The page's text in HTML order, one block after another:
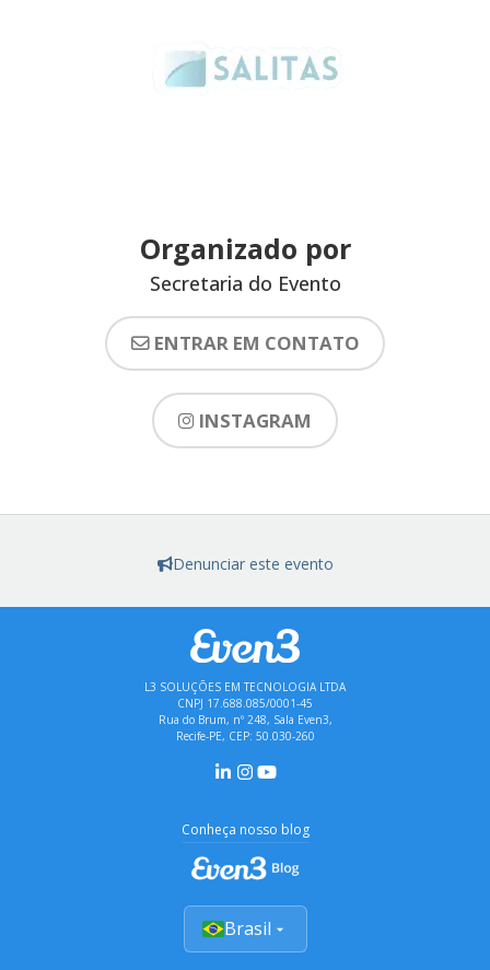
Organizado por
Secretaria do Evento
ENTRAR EM CONTATO
INSTAGRAM
Denunciar este evento
L3 SOLUÇÕES EM TECNOLOGIA LTDA
CNPJ 17.688.085/0001-45
Rua do Brum, nº 248, Sala Even3,
Recife-PE, CEP: 50.030-260
Conheça nosso blog
Brasil